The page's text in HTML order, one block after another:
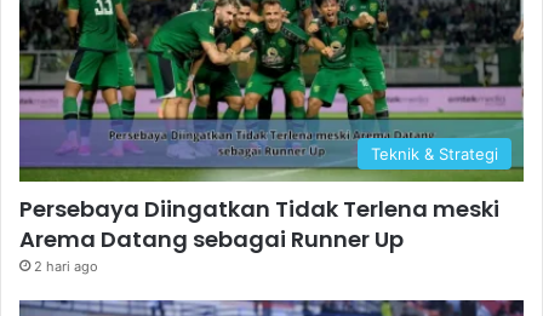
Teknik & Strategi
Persebaya Diingatkan Tidak Terlena meski
Arema Datang sebagai Runner Up
2 hari ago